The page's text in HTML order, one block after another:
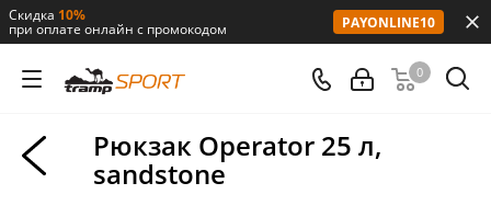
Скидка 10%
при оплате онлайн с промокодом PAYONLINE10
0
Рюкзак Operator 25 л,
sandstone